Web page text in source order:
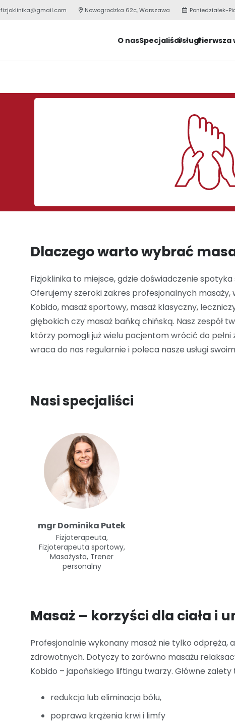
fizjoklinika@gmail.com Nowogrodzka 62c, Warszawa Poniedziałek-
O nasSpecjaliściUsługiPierwsza
Dlaczego warto wybrać
Fizjoklinika to miejsce, gdzie doświadczenie
Oferujemy szeroki zakres profesjonalnych
Kobido, masaż sportowy, masaż klasyczny,
głębokich czy masaż bańką chińską. Nasz zespół
którzy pomogli już wielu pacjentom wrócić do pełni
wraca do nas regularnie i poleca nasze usługi
Nasi specjaliści
mgr Dominika Putek
Fizjoterapeuta,
Fizjoterapeuta sportowy,
Masażysta, Trener
personalny
Masaż – korzyści dla ciała i
Profesjonalnie wykonany masaż nie tylko odpręża,
zdrowotnych. Dotyczy to zarówno masażu
Kobido – japońskiego liftingu twarzy. Główne zalety
redukcja lub eliminacja bólu,
poprawa krążenia krwi i limfy